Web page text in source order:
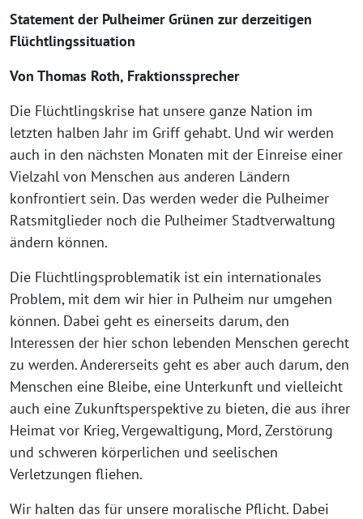
Statement der Pulheimer Grünen zur derzeitigen
Flüchtlingssituation
Von Thomas Roth, Fraktionssprecher
Die Flüchtlingskrise hat unsere ganze Nation im
letzten halben Jahr im Griff gehabt. Und wir werden
auch in den nächsten Monaten mit der Einreise einer
Vielzahl von Menschen aus anderen Ländern
konfrontiert sein. Das werden weder die Pulheimer
Ratsmitglieder noch die Pulheimer Stadtverwaltung
ändern können.
Die Flüchtlingsproblematik ist ein internationales
Problem, mit dem wir hier in Pulheim nur umgehen
können. Dabei geht es einerseits darum, den
Interessen der hier schon lebenden Menschen gerecht
zu werden. Andererseits geht es aber auch darum, den
Menschen eine Bleibe, eine Unterkunft und vielleicht
auch eine Zukunftsperspektive zu bieten, die aus ihrer
Heimat vor Krieg, Vergewaltigung, Mord, Zerstörung
und schweren körperlichen und seelischen
Verletzungen fliehen.
Wir halten das für unsere moralische Pflicht. Dabei